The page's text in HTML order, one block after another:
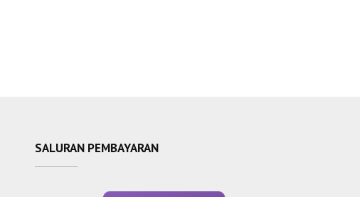
SALURAN PEMBAYARAN